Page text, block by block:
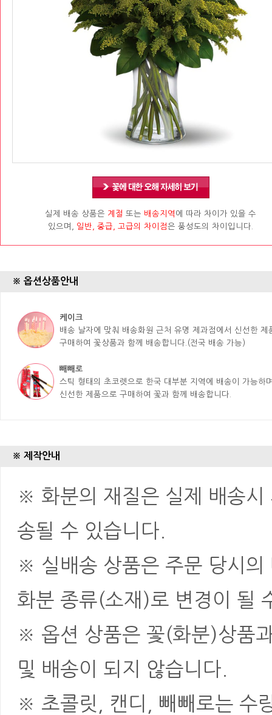
실제 배송 상품은 계절 또는 배송지역 에 따라 차이가 있을 수
있으며, 일반, 중급, 고급의 차이점은 풍성도의 차이입니다.
※ 옵션상품안내
케이크
배송 날자에 맞춰 배송화원 근처 유명 제과점에서 신선한 제
구매하여 꽃상품과 함께 배송합니다.(전국 배송 가능)
빼빼로
스틱 형태의 초코렛으로 한국 대부분 지역에 배송이 가능하
신선한 제품으로 구매하여 꽃과 함께 배송합니다.
※ 제작안내
※ 화분의 재질은 실제 배송시
송될 수 있습니다.
※ 실배송 상품은 주문 당시의
화분 종류(소재)로 변경이 될
※ 옵션 상품은 꽃(화분)상품
및 배송이 되지 않습니다.
※ 초콜릿, 캔디, 빼빼로는 수